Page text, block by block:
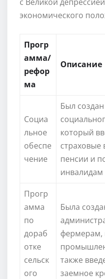
экономического
Прогр
амма/
рефор
ма
Описание
Социа
льное
обеспе
чение
Был
который
страховые
пенсии и
Прогр
амма
по
дораб
отке
сельск
ого
Была
фермерам,
также
заемное